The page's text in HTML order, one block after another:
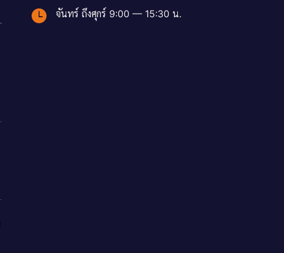
จันทร์ ถึงศุกร์ 9:00 — 15:30 น.